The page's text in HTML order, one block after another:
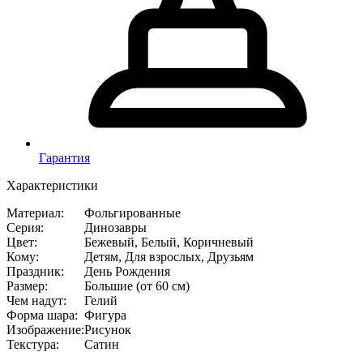
Гарантия
Характеристики
Материал:
Фольгированные
Серия:
Динозавры
Цвет:
Бежевый, Белый, Коричневый
Кому:
Детям, Для взрослых, Друзьям
Праздник:
День Рождения
Размер:
Большие (от 60 см)
Чем надут:
Гелий
Форма шара: Фигура
Изображение:Рисунок
Текстура:
Сатин